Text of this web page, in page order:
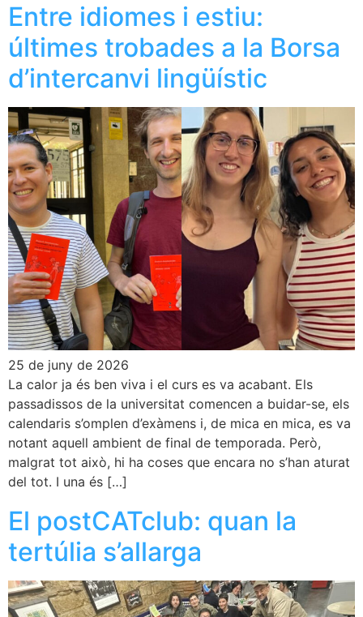
Entre idiomes i estiu:
últimes trobades a la Borsa
d’intercanvi lingüístic
25 de juny de 2026
La calor ja és ben viva i el curs es va acabant. Els
passadissos de la universitat comencen a buidar-se, els
calendaris s’omplen d’exàmens i, de mica en mica, es va
notant aquell ambient de final de temporada. Però,
malgrat tot això, hi ha coses que encara no s’han aturat
del tot. I una és […]
El postCATclub: quan la
tertúlia s’allarga